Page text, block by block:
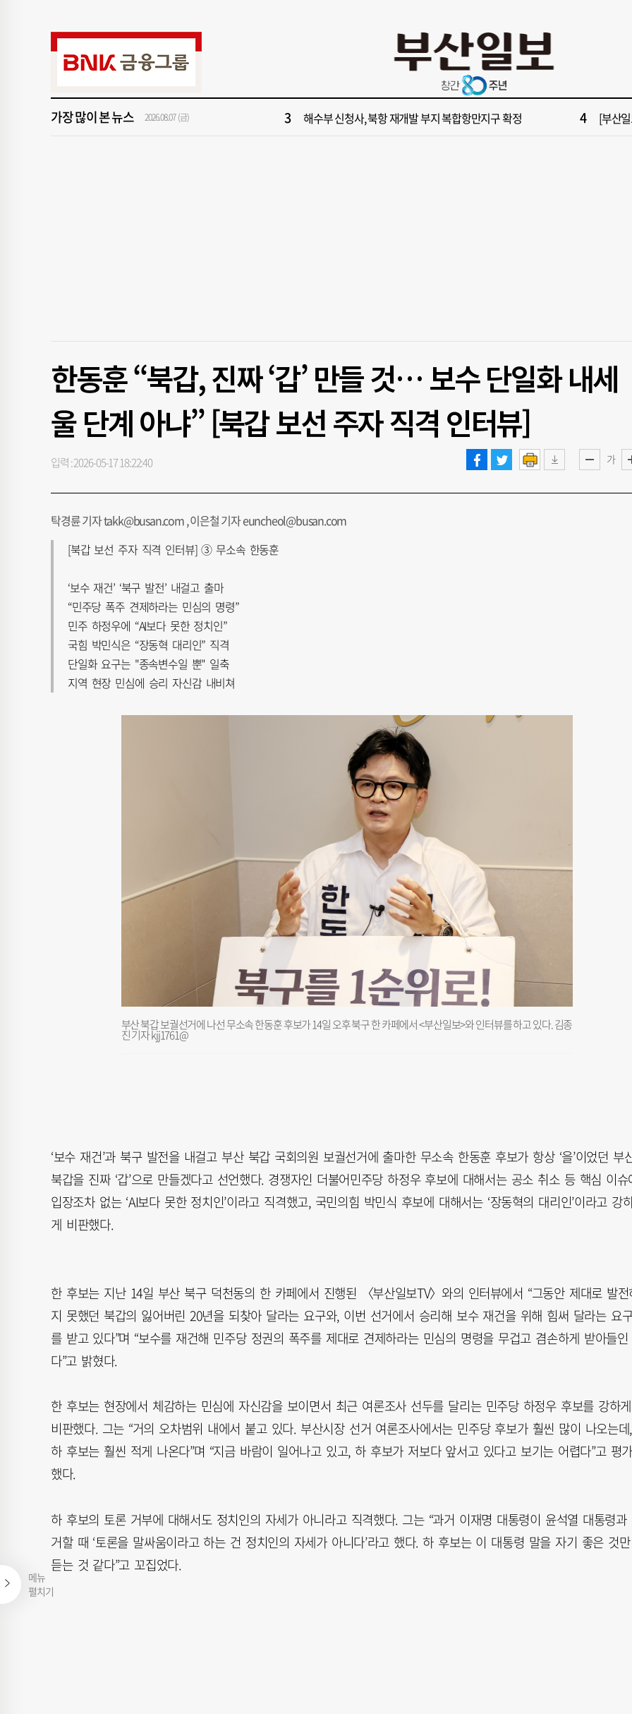
메뉴
펼치기
가장 많이 본 뉴스 2026.08.07 (금)
[속보] 제13호 태풍 돌핀 경로, 내주 중국 상륙…'불가마 더위' 언제까지 "아들
해수부 신청사, 북항 재개발 부지 복합항만지구 확정
5 '구포시장 가이드' 자처한 한동훈…'구포데이'로 북구 알리기 총력 6 [부산
한동훈 “북갑, 진짜 ‘갑’ 만들 것… 보수 단일화 내세
울 단계 아냐” [북갑 보선 주자 직격 인터뷰]
가
입력 : 2026-05-17 18:22:40
탁경륜 기자 takk@busan.com , 이은철 기자 euncheol@busan.com
[북갑 보선 주자 직격 인터뷰] ③ 무소속 한동훈
‘보수 재건’ ‘북구 발전’ 내걸고 출마
“민주당 폭주 견제하라는 민심의 명령”
민주 하정우에 “AI보다 못한 정치인”
국힘 박민식은 “장동혁 대리인” 직격
단일화 요구는 "종속변수일 뿐" 일축
지역 현장 민심에 승리 자신감 내비쳐
부산 북갑 보궐선거에 나선 무소속 한동훈 후보가 14일 오후 북구 한 카페에서 <부산일보>와 인터뷰를 하고 있다. 김종
진 기자 kjj1761@
‘보수 재건’과 북구 발전을 내걸고 부산 북갑 국회의원 보궐선거에 출마한 무소속 한동훈 후보가 항상 ‘을’이었던 부
북갑을 진짜 ‘갑’으로 만들겠다고 선언했다. 경쟁자인 더불어민주당 하정우 후보에 대해서는 공소 취소 등 핵심 이슈
입장조차 없는 ‘AI보다 못한 정치인’이라고 직격했고, 국민의힘 박민식 후보에 대해서는 ‘장동혁의 대리인’이라고 강
게 비판했다.
한 후보는 지난 14일 부산 북구 덕천동의 한 카페에서 진행된 〈부산일보TV〉와의 인터뷰에서 “그동안 제대로 발전
지 못했던 북갑의 잃어버린 20년을 되찾아 달라는 요구와, 이번 선거에서 승리해 보수 재건을 위해 힘써 달라는 요
를 받고 있다”며 “보수를 재건해 민주당 정권의 폭주를 제대로 견제하라는 민심의 명령을 무겁고 겸손하게 받아들인
다”고 밝혔다.
한 후보는 현장에서 체감하는 민심에 자신감을 보이면서 최근 여론조사 선두를 달리는 민주당 하정우 후보를 강하게
비판했다. 그는 “거의 오차범위 내에서 붙고 있다. 부산시장 선거 여론조사에서는 민주당 후보가 훨씬 많이 나오는데,
하 후보는 훨씬 적게 나온다”며 “지금 바람이 일어나고 있고, 하 후보가 저보다 앞서고 있다고 보기는 어렵다”고 평가
했다.
하 후보의 토론 거부에 대해서도 정치인의 자세가 아니라고 직격했다. 그는 “과거 이재명 대통령이 윤석열 대통령과
거할 때 ‘토론을 말싸움이라고 하는 건 정치인의 자세가 아니다’라고 했다. 하 후보는 이 대통령 말을 자기 좋은 것만
듣는 것 같다”고 꼬집었다.